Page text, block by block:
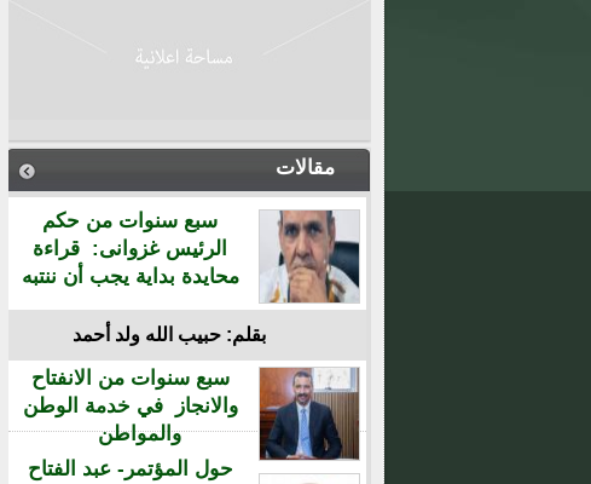
مقالات
سبع سنوات من حكم
الرئيس غزوانى: قراءة
محايدة بداية يجب أن ننتبه
بقلم: حبيب الله ولد أحمد
سبع سنوات من الانفتاح
والانجاز في خدمة الوطن
والمواطن
حول المؤتمر- عبد الفتاح